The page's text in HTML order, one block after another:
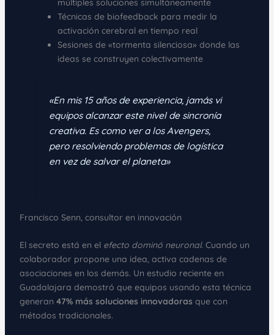
múltiples soluciones simultáneamente
Técnicas de biofeedback para medir la
activación cerebral en tiempo real
Sesiones de «tormenta silenciosa» donde las
ideas se construyen colectivamente
«En mis 15 años de experiencia, jamás vi
equipos alcanzar este nivel de sincronía
creativa. Es como ver a los Avengers,
pero resolviendo problemas de logística
en vez de salvar el planeta»
Francisco Senn, consultor en innovación
El secreto está en el efecto dominó neuronal. Cuando un
colaborador propone una idea, activa cadenas de
asociaciones en los demás. Un estudio reciente en
Guadalajara demostró que equipos usando esta técnica
generan 47% más soluciones innovadoras que con
métodos tradicionales.